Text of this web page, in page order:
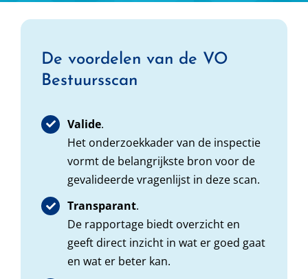
De voordelen van de VO
Bestuursscan
Valide.
Het onderzoekkader van de inspectie
vormt de belangrijkste bron voor de
gevalideerde vragenlijst in deze scan.
Transparant.
De rapportage biedt overzicht en
geeft direct inzicht in wat er goed gaat
en wat er beter kan.